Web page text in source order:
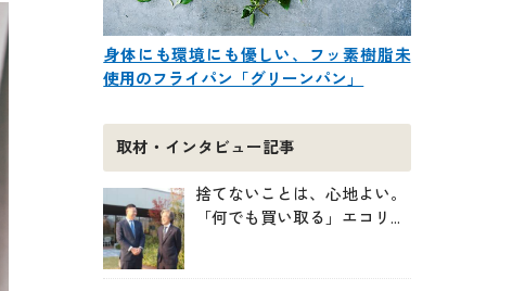
身体にも環境にも優しい、フッ素樹脂未
使用のフライパン「グリーンパン」
取材・インタビュー記事
捨てないことは、心地よい。
「何でも買い取る」エコリン